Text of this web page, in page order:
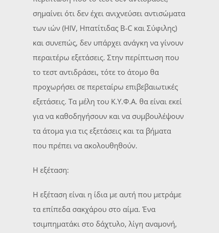
σημαίνει ότι δεν έχει ανιχνεύσει αντισώματα
των ιών (HIV, Ηπατίτιδας Β-C και Σύφιλης)
και συνεπώς, δεν υπάρχει ανάγκη να γίνουν
περαιτέρω εξετάσεις. Στην περίπτωση που
το τεστ αντιδράσει, τότε το άτομο θα
προχωρήσει σε περεταίρω επιβεβαιωτικές
εξετάσεις. Τα μέλη του Κ.Υ.Φ.Α. θα είναι εκεί
για να καθοδηγήσουν και να συμβουλέψουν
τα άτομα για τις εξετάσεις και τα βήματα
που πρέπει να ακολουθηθούν.
Η εξέταση:
Η εξέταση είναι η ίδια με αυτή που μετράμε
τα επίπεδα σακχάρου στο αίμα. Ένα
τσιμπηματάκι στο δάχτυλο, λίγη αναμονή,